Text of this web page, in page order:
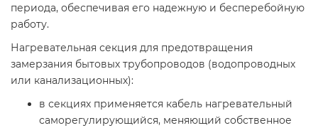
периода, обеспечивая его надежную и бесперебойную
работу.
Нагревательная секция для предотвращения
замерзания бытовых трубопроводов (водопроводных
или канализационных):
в секциях применяется кабель нагревательный
саморегулирующийся, меняющий собственное